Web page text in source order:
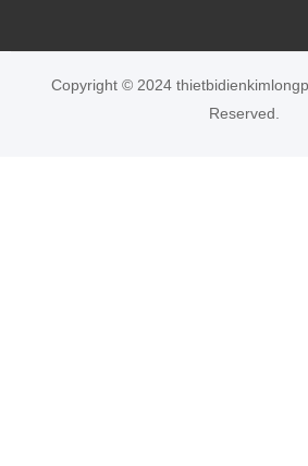
Copyright © 2024
Reserved.